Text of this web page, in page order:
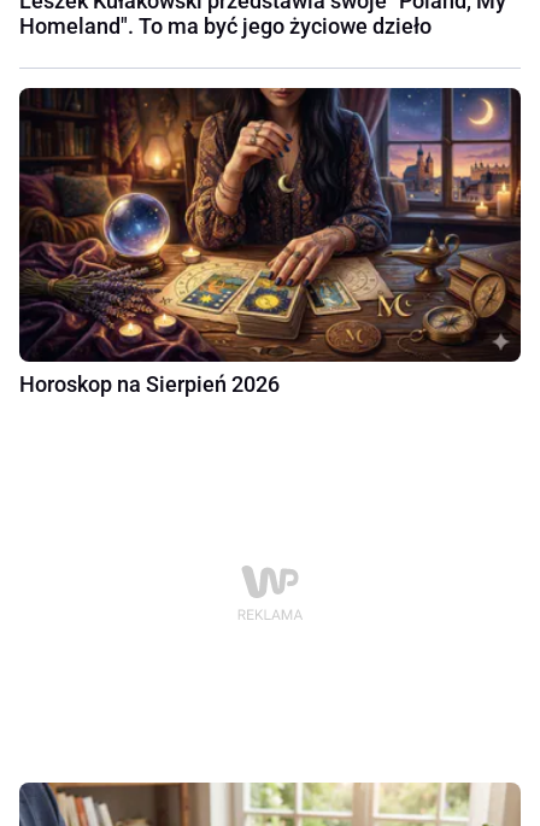
Homeland". To ma być jego życiowe dzieło
Horoskop na Sierpień 2026